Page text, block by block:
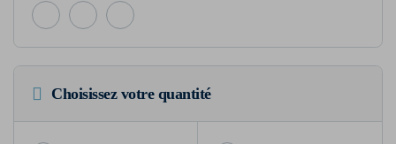
Choisissez votre quantité